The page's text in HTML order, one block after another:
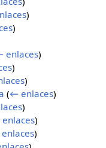
)
)
enlaces)
)
)
(← enlaces)
)
)
)